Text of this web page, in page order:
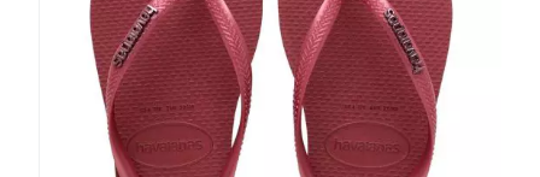
Galeria
imagens